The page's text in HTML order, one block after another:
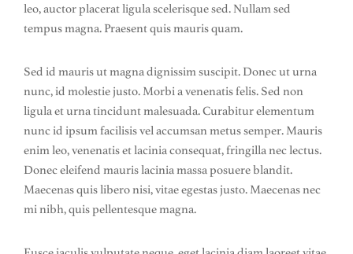
leo, auctor placerat ligula scelerisque sed. Nullam sed
tempus magna. Praesent quis mauris quam.
Sed id mauris ut magna dignissim suscipit. Donec ut urna
nunc, id molestie justo. Morbi a venenatis felis. Sed non
ligula et urna tincidunt malesuada. Curabitur elementum
nunc id ipsum facilisis vel accumsan metus semper. Mauris
enim leo, venenatis et lacinia consequat, fringilla nec lectus.
Donec eleifend mauris lacinia massa posuere blandit.
Maecenas quis libero nisi, vitae egestas justo. Maecenas nec
mi nibh, quis pellentesque magna.